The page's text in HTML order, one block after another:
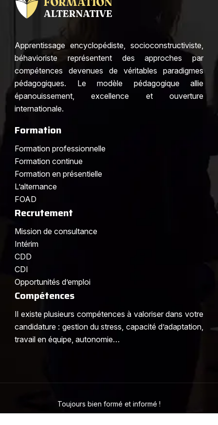
Apprentissage encyclopédiste, socioconstructiviste,
béhavioriste représentent des approches par
compétences devenues de véritables paradigmes
pédagogiques. Le modèle pédagogique allie
épanouissement, excellence et ouverture
internationale.
Formation
Formation professionnelle
Formation continue
Formation en présentielle
L’alternance
FOAD
Recrutement
Mission de consultance
Intérim
CDD
CDI
Opportunités d’emploi
Compétences
Il existe plusieurs compétences à valoriser dans votre
candidature : gestion du stress, capacité d’adaptation,
travail en équipe, autonomie…
Toujours bien formé et informé !